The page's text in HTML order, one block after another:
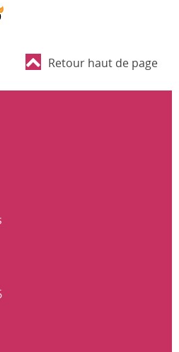
Retour haut de page